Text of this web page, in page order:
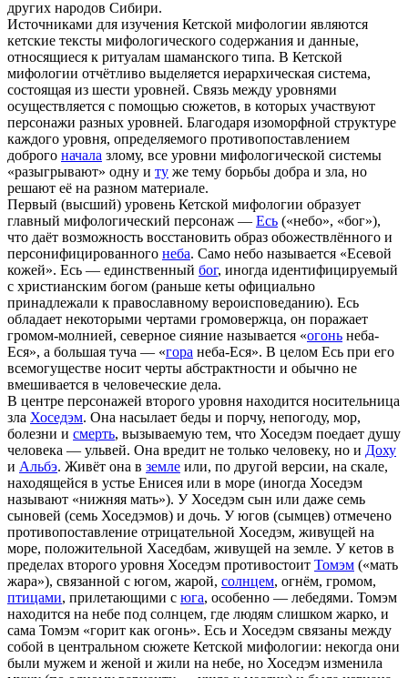
других народов Сибири.
Источниками для изучения Кетской мифологии являются
кетские тексты мифологического содержания и данные,
относящиеся к ритуалам шаманского типа. В Кетской
мифологии отчётливо выделяется иерархическая система,
состоящая из шести уровней. Связь между уровнями
осуществляется с помощью сюжетов, в которых участвуют
персонажи разных уровней. Благодаря изоморфной структуре
каждого уровня, определяемого противопоставлением
доброго начала злому, все уровни мифологической системы
«разыгрывают» одну и ту же тему борьбы добра и зла, но
решают её на разном материале.
Первый (высший) уровень Кетской мифологии образует
главный мифологический персонаж — Есь («небо», «бог»),
что даёт возможность восстановить образ обожествлённого и
персонифицированного неба. Само небо называется «Есевой
кожей». Есь — единственный бог, иногда идентифицируемый
с христианским богом (раньше кеты официально
принадлежали к православному вероисповеданию). Есь
обладает некоторыми чертами громовержца, он поражает
громом-молнией, северное сияние называется «огонь неба-
Еся», а большая туча — «гора неба-Еся». В целом Есь при его
всемогуществе носит черты абстрактности и обычно не
вмешивается в человеческие дела.
В центре персонажей второго уровня находится носительница
зла Хоседэм. Она насылает беды и порчу, непогоду, мор,
болезни и смерть, вызываемую тем, что Хоседэм поедает душу
человека — ульвей. Она вредит не только человеку, но и Доху
и Альбэ. Живёт она в земле или, по другой версии, на скале,
находящейся в устье Енисея или в море (иногда Хоседэм
называют «нижняя мать»). У Хоседэм сын или даже семь
сыновей (семь Хоседэмов) и дочь. У югов (сымцев) отмечено
противопоставление отрицательной Хоседэм, живущей на
море, положительной Хаседбам, живущей на земле. У кетов в
пределах второго уровня Хоседэм противостоит Томэм («мать
жара»), связанной с югом, жарой, солнцем, огнём, громом,
птицами, прилетающими с юга, особенно — лебедями. Томэм
находится на небе под солнцем, где людям слишком жарко, и
сама Томэм «горит как огонь». Есь и Хоседэм связаны между
собой в центральном сюжете Кетской мифологии: некогда они
были мужем и женой и жили на небе, но Хоседэм изменила